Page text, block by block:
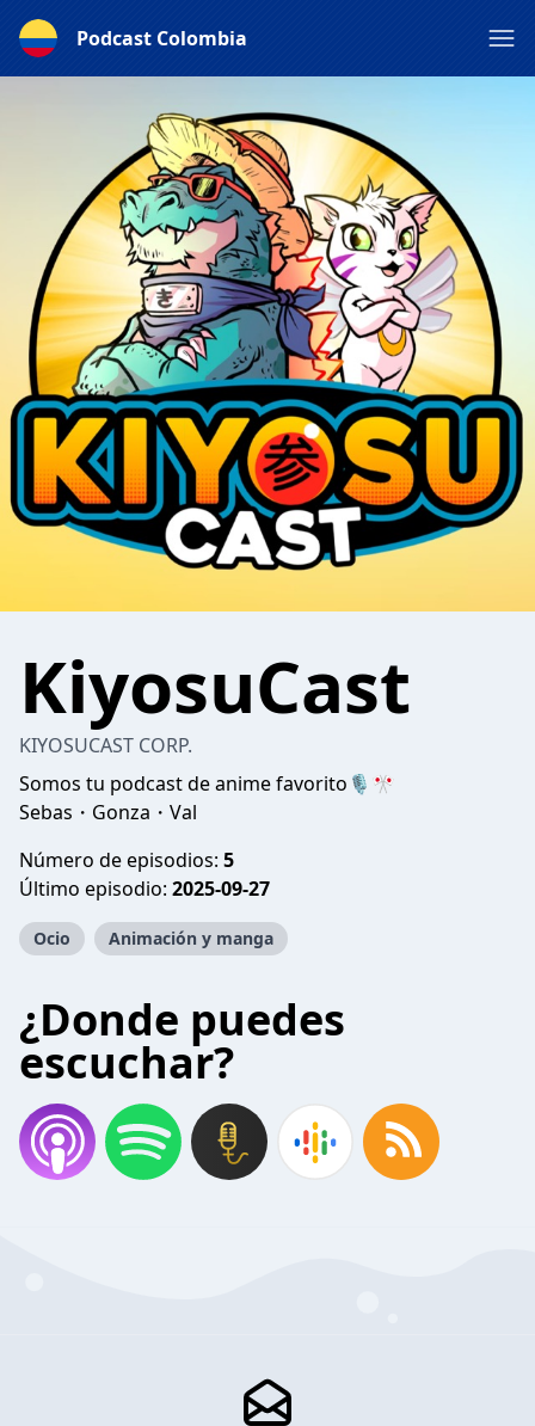
Podcast Colombia
KiyosuCast
KIYOSUCAST CORP.
Somos tu podcast de anime favorito🎙🎌
Sebas・Gonza・Val
Número de episodios: 5
Último episodio: 2025-09-27
Ocio Animación y manga
¿Donde puedes
escuchar?